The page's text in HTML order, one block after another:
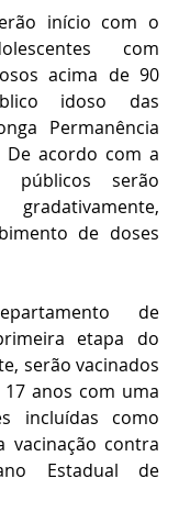
início com o
com
acima de 90
idoso das
Permanência
De acordo com a
públicos serão
de doses
de
etapa do
serão vacinados
anos com uma
incluídas como
vacinação contra
Estadual de